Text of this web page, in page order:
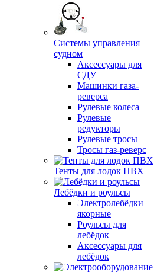
Системы управления
судном
Аксессуары для
СДУ
Машинки газа-
реверса
Рулевые колеса
Рулевые
редукторы
Рулевые тросы
Тросы газ-реверс
Тенты для лодок ПВХ
Лебёдки и роульсы
Электролебёдки
якорные
Роульсы для
лебёдок
Аксессуары для
лебёдок